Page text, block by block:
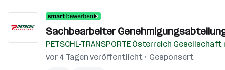
Sachbearbeiter
PETSCHL-TRANSPORTE Österreich Gesellschaft
vor 4 Tagen veröffentlicht
Gesponsert